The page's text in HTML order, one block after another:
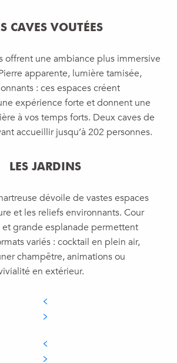
CAVES VOUTÉES
offrent une ambiance plus immersive
apparente, lumière tamisée,
: ces espaces créent
expérience forte et donnent une
à vos temps forts. Deux caves de
accueillir jusqu’à 202 personnes.
LES JARDINS
dévoile de vastes espaces
et les reliefs environnants. Cour
grande esplanade permettent
variés : cocktail en plein air,
champêtre, animations ou
en extérieur.